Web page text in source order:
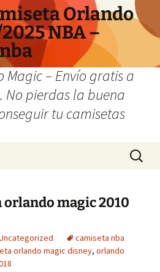
Orlando
NBA –
Magic – Envío gratis a
No pierdas la buena
tu camisetas
Buscar:
magic 2010
camiseta nba
orlando magic disney, orlando